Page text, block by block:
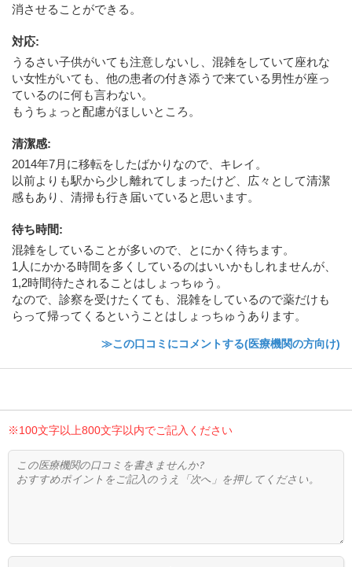
消させることができる。
対応:
うるさい子供がいても注意しないし、混雑をしていて座れな
い女性がいても、他の患者の付き添うで来ている男性が座っ
ているのに何も言わない。
もうちょっと配慮がほしいところ。
清潔感:
2014年7月に移転をしたばかりなので、キレイ。
以前よりも駅から少し離れてしまったけど、広々として清潔
感もあり、清掃も行き届いていると思います。
待ち時間:
混雑をしていることが多いので、とにかく待ちます。
1人にかかる時間を多くしているのはいいかもしれませんが、
1,2時間待たされることはしょっちゅう。
なので、診察を受けたくても、混雑をしているので薬だけも
らって帰ってくるということはしょっちゅうあります。
≫この口コミにコメントする(医療機関の方向け)
※100文字以上800文字以内でご記入ください